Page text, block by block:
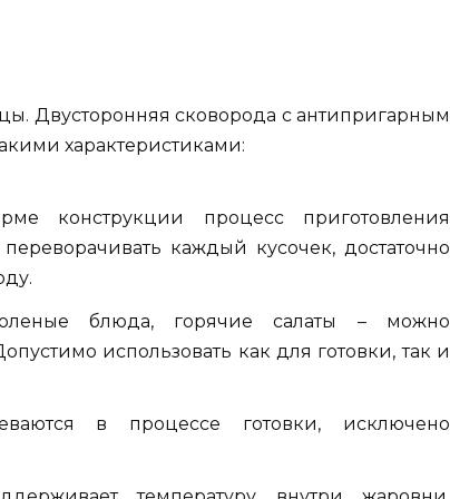
Двусторонняя сковорода с антипригарным
характеристиками:
конструкции процесс приготовления
каждый кусочек, достаточно
блюда, горячие салаты – можно
использовать как для готовки, так и
в процессе готовки, исключено